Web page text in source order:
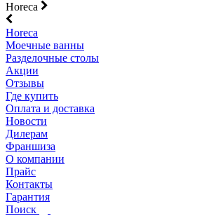
Horeca
Horeca
Моечные ванны
Разделочные столы
Акции
Отзывы
Где купить
Оплата и доставка
Новости
Дилерам
Франшиза
О компании
Прайс
Контакты
Гарантия
Поиск